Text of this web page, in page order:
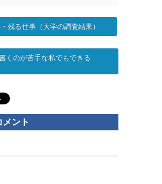
残る仕事（大学の調査結果）
くのが苦手な私でもできる
ント